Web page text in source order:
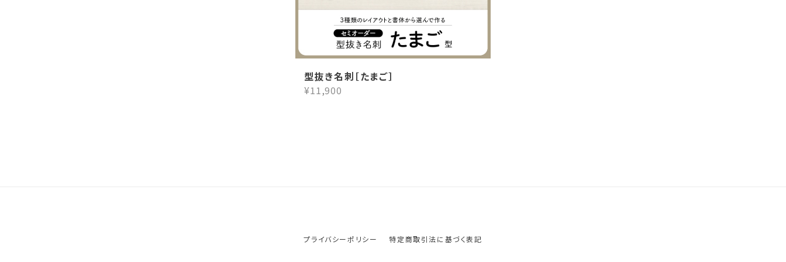
型抜き名刺［たまご］
¥11,900
プライバシーポリシー 特定商取引法に基づく表記